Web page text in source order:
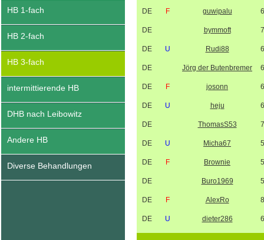
HB 1-fach
HB 2-fach
HB 3-fach
intermittierende HB
DHB nach Leibowitz
Andere HB
Diverse Behandlungen
DE F guwipalu
DE bymmoft
DE U Rudi88
DE Jörg der Butenbremer
DE F josonn
DE U heju
DE ThomasS53
DE U Micha67
DE F Brownie
DE Buro1969
DE F AlexRo
DE U dieter286